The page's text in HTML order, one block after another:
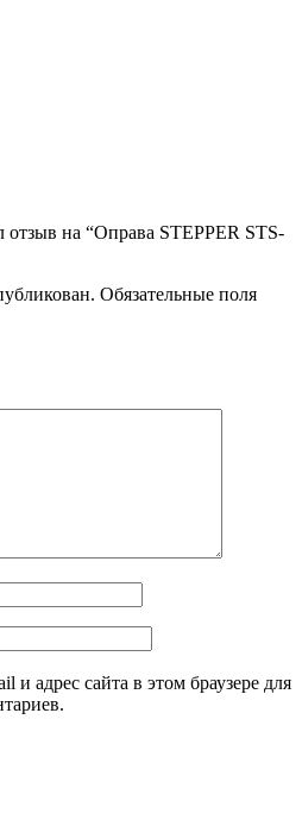
отзыв на “Оправа STEPPER STS-
Обязательные поля
и адрес сайта в этом браузере для